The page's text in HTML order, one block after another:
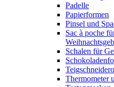
Padelle
Papierformen
Pinsel und
Sac à poche
Schalen für
Thermometer